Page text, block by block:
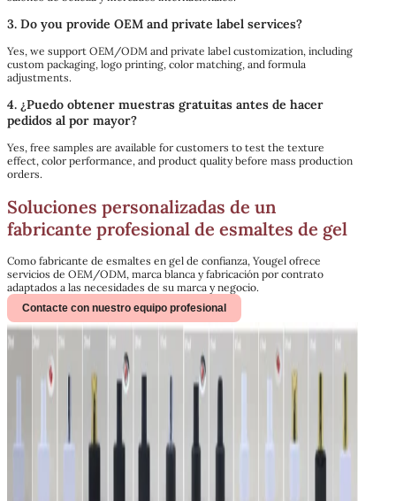
3. Do you provide OEM and private label services?
Yes, we support OEM/ODM and private label customization, including
custom packaging, logo printing, color matching, and formula
adjustments.
4. ¿Puedo obtener muestras gratuitas antes de hacer
pedidos al por mayor?
Yes, free samples are available for customers to test the texture
effect, color performance, and product quality before mass production
orders.
Soluciones personalizadas de un
fabricante profesional de esmaltes de gel
Como fabricante de esmaltes en gel de confianza, Yougel ofrece
servicios de OEM/ODM, marca blanca y fabricación por contrato
adaptados a las necesidades de su marca y negocio.
Contacte con nuestro equipo profesional